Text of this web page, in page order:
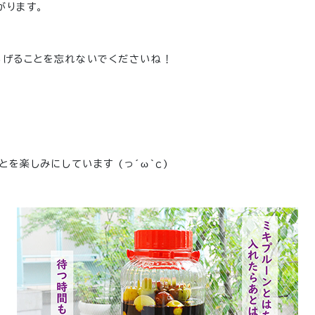
ます。
ることを忘れないでくださいね！
を楽しみにしています (っ´ω`ｃ)